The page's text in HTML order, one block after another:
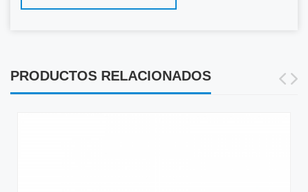
PRODUCTOS RELACIONADOS